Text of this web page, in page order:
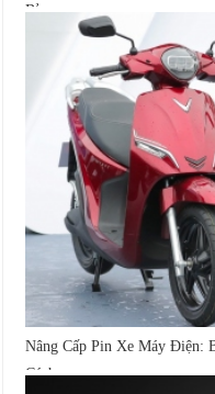
Bỉ
Nâng Cấp Pin Xe Máy Điện:
Cách...